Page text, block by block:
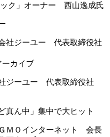
ック」オーナー 西山逸成氏
ーカイブ
ジーユー 代表取締役社
真ん中」集中で大ヒット